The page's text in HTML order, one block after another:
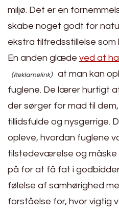
miljø. Det er en
skabe noget godt for
ekstra tilfredsstillelse som
En anden glæde ved at
at man kan
fuglene. De lærer hurtigt
der sørger for mad til
tillidsfulde og nysgerrige.
opleve, hvordan fuglene
tilstedeværelse og
på for at få fat i
følelse af samhørighed
forståelse for, hvor vigtig